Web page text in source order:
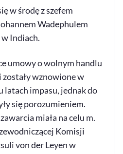
w środę z szefem
Wadephulem
Indiach.
umowy o wolnym handlu
zostały wznowione w
latach impasu, jednak do
się porozumieniem.
miała na celu m.
Komisji
von der Leyen w